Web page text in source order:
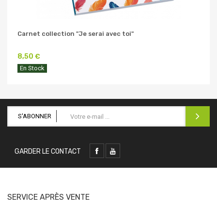
Carnet collection "Je serai avec toi"
8,50 €
En Stock
S'ABONNER
GARDER LE CONTACT
SERVICE APRÈS VENTE